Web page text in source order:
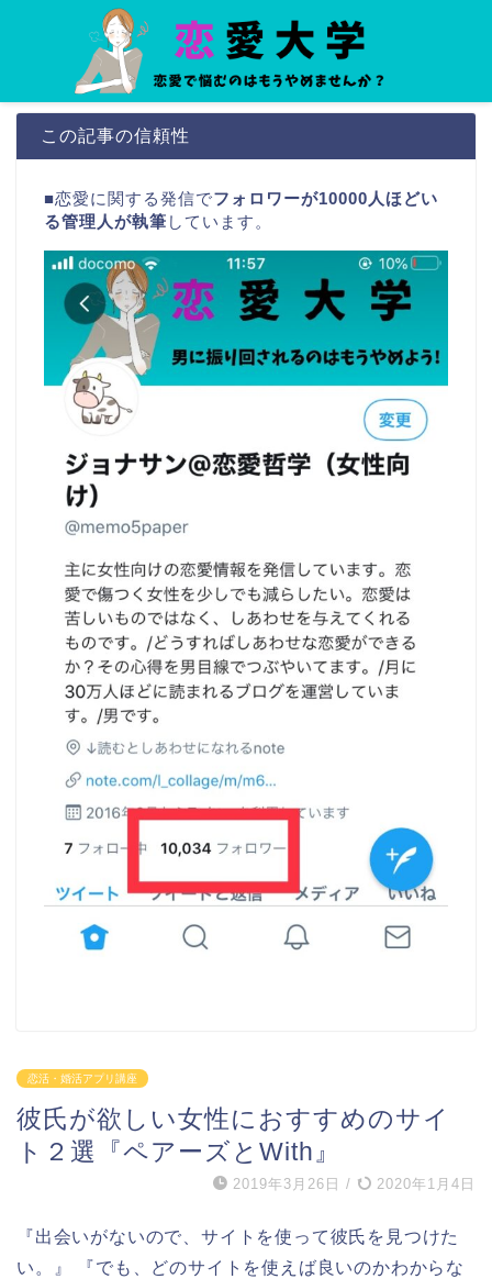
この記事の信頼性
■恋愛に関する発信でフォロワーが10000 人ほどい
る管理人が執筆 しています。
恋活・婚活アプリ講座
彼氏が欲しい女性におすすめのサイ
ト２選『ペアーズとWith』
2019年3月26日 / 2020年1月4日
『出会いがないので、サイトを使って彼氏を見つけた
い。』 『でも、どのサイトを使えば良いのかわからな